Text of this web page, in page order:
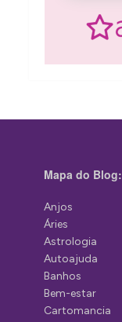
Mapa do Blog:
Anjos
Áries
Astrologia
Autoajuda
Banhos
Bem-estar
Cartomancia